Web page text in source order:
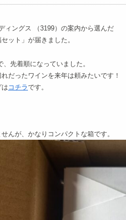
ングス （3199）の案内から選んだ
ット」が届きました。
先着順になっていました。
だったワインを来年は頼みたいです！
コチラです。
んが、かなりコンパクトな箱です。